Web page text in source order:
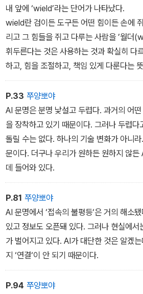
내 앞에 ‘wield’라는 단어가 나타났다.
wield란 검이든 도구든 어떤 힘이든 손에
리고 그 힘들을 쥐고 다루는 사람을 ’월더
휘두른다는 것은 사용하는 것과 확실히 다
하고, 힘을 조절하고, 책임 있게 다룬다는
았다. AI 시대에 내가 찾아야 할 이름은 더
가 원한 것은 AI 앞에서 순응하는 사용자가
한 힘을 내 삶의 방향에 맞게 다루는 ’월더
P.33 쭈양뽀야
AI 문명은 분명 낯설고 두렵다. 과거의 어
을 장착하고 있기 때문이다. 그러나 두렵
돌릴 수는 없다. 하나의 기술 변화가 아니
문이다. 더구나 우리가 원하든 원하지 않
데 들어와 있다.
P.81 쭈양뽀야
AI 문명에서 ‘접속의 불평등‘은 거의 해소
있고 정보도 오픈돼 있다. 그러나 현실에
가 벌어지고 있다. AI가 대단한 것은 알겠
지 ‘연결‘이 안 되기 때문이다.
P.94 쭈양뽀야